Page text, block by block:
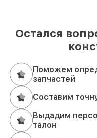
Остался
Поможем
запчастей
Составим
Выдадим
талон